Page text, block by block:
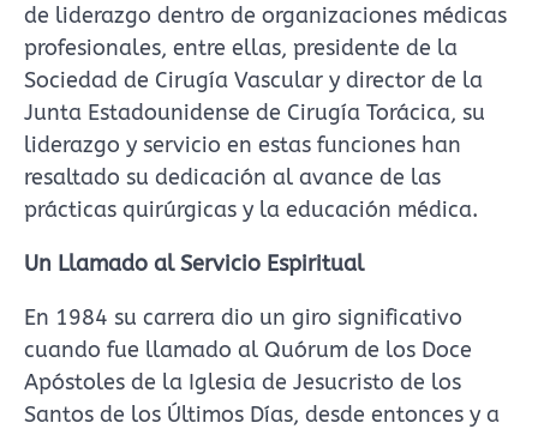
de liderazgo dentro de organizaciones médicas
profesionales, entre ellas, presidente de la
Sociedad de Cirugía Vascular y director de la
Junta Estadounidense de Cirugía Torácica, su
liderazgo y servicio en estas funciones han
resaltado su dedicación al avance de las
prácticas quirúrgicas y la educación médica.
Un Llamado al Servicio Espiritual
En 1984 su carrera dio un giro significativo
cuando fue llamado al Quórum de los Doce
Apóstoles de la Iglesia de Jesucristo de los
Santos de los Últimos Días, desde entonces y a